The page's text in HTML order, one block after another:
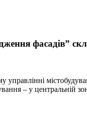
фасадів”
– у центральній